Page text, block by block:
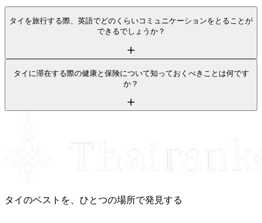
タイを旅行する際、英語でどのくらいコミュニケーションをとることが
できるでしょうか？
タイに滞在する際の健康と保険について知っておくべきことは何です
か？
タイのベストを、ひとつの場所で発見する